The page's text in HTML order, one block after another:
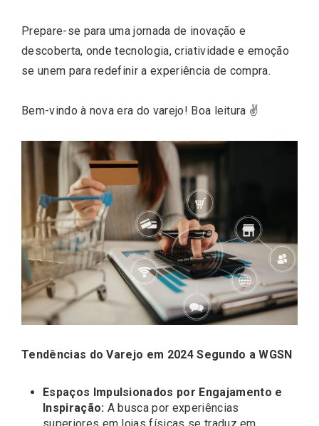
Prepare-se para uma jornada de inovação e
descoberta, onde tecnologia, criatividade e emoção
se unem para redefinir a experiência de compra.
Bem-vindo à nova era do varejo! Boa leitura ✌️
Tendências do Varejo em 2024 Segundo a WGSN
Espaços Impulsionados por Engajamento e
Inspiração: A busca por experiências
superiores em lojas físicas se traduz em